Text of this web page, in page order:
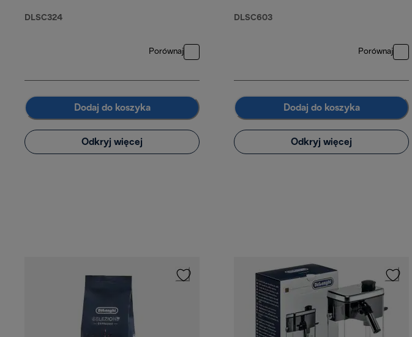
zestaw 2 szt.
DLSC324
Porównaj
Dodaj do koszyka
Odkryj więcej
DLSC603
Porównaj
Dodaj do koszyka
Odkryj więcej